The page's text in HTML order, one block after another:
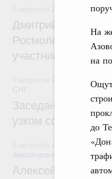
На
на
до
Дмитрий
Росмолодёжи
участников
СНГ
Заседание
узком составе
двусторонней основе
Алексей Оверчук